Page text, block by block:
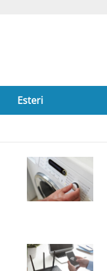
Esteri